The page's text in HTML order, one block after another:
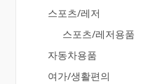
스포츠/레저
스포츠/레저용품
자동차용품
여가/생활편의